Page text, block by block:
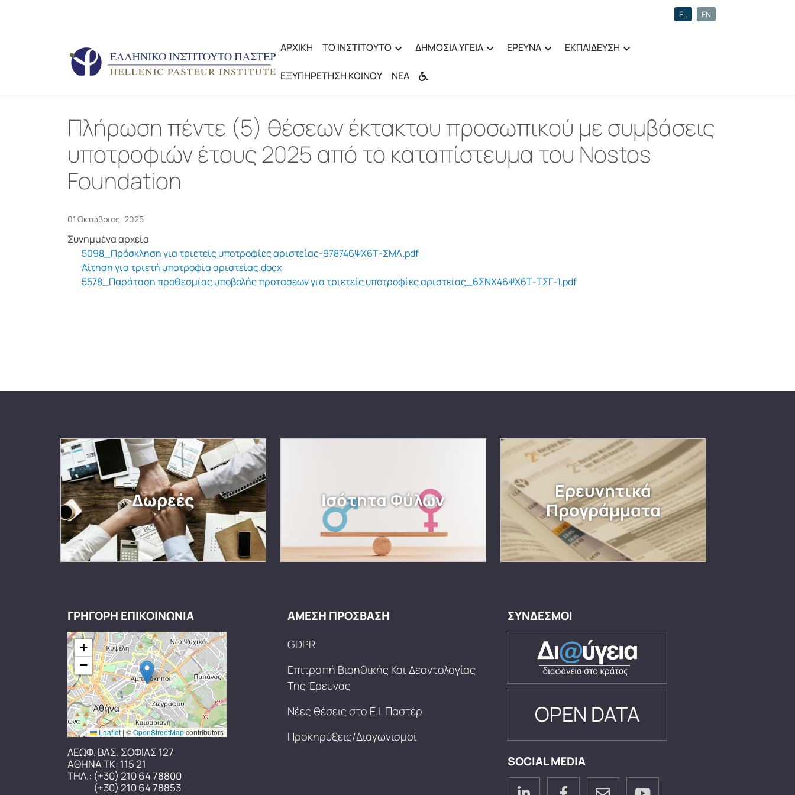
EL EN
ΑΡΧΙΚΗ ΤΟ ΙΝΣΤΙΤΟΥΤΟ ΔΗΜΟΣΙΑ ΥΓΕΙΑ ΕΡΕΥΝΑ ΕΚΠΑΙΔΕΥΣΗ
ΕΞΥΠΗΡΕΤΗΣΗ ΚΟΙΝΟΥ ΝΕΑ
Πλήρωση πέντε (5) θέσεων έκτακτου προσωπικού με συμβάσεις
υποτροφιών έτους 2025 από το καταπίστευμα του Nostos
Foundation
01 Οκτώβριος, 2025
Συνημμένα αρχεία
5098_Πρόσκληση για τριετείς υποτροφίες αριστείας-978746ΨΧ6Τ-ΣΜΛ.pdf
Αίτηση για τριετή υποτροφία αριστείας.docx
5578_Παράταση προθεσμίας υποβολής προτασεων για τριετείς υποτροφίες αριστείας_6ΣΝΧ46ΨΧ6Τ-ΤΣΓ-1.pdf
Δωρεές Ισότητα Φύλων
Ερευνητικά
Προγράμματα
ΓΡΗΓΟΡΗ ΕΠΙΚΟΙΝΩΝΙΑ
+
−
Leaflet | ©OpenStreetMapcontributors
ΛΕΩΦ. ΒΑΣ. ΣΟΦΙΑΣ 127
ΑΘΗΝΑ ΤΚ: 115 21
ΤΗΛ.: (+30) 210 64 78800
(+30) 210 64 78853
ΑΜΕΣΗ ΠΡΟΣΒΑΣΗ
GDPR
Επιτροπή Βιοηθικής Και Δεοντολογίας
Της Έρευνας
Νέες θέσεις στο Ε.Ι. Παστέρ
Προκηρύξεις/Διαγωνισμοί
ΣΥΝΔΕΣΜΟΙ
OPEN DATA
SOCIAL MEDIA